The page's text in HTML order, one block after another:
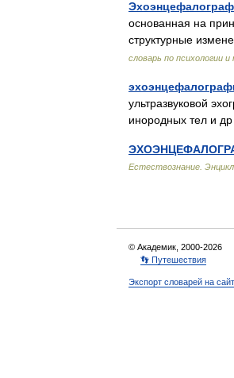
основанная на
структурные
словарь по психологии и
ультразвуковой
инородных тел и
Естествознание.
© Академик, 2000-2026
👣 Путешествия
Экспорт словарей на